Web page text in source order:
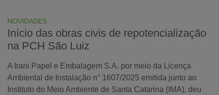
NOVIDADES
Início das obras civis de repotencialização
na PCH São Luiz
A Irani Papel e Embalagem S.A. por meio da Licença
Ambiental de Instalação n° 1607/2025 emitida junto ao
Instituto do Meio Ambiente de Santa Catarina (IMA), deu